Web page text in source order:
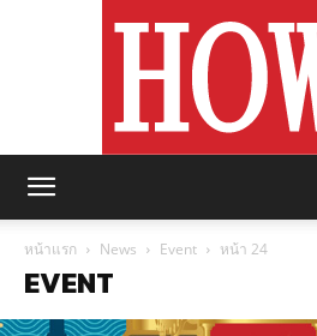
หน้าแรก News Event หน้า 24
EVENT